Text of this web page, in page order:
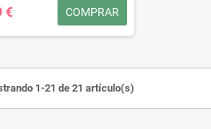
Liquido, Bifidobacterium
C + L-glutamina,
ml, Swedish Nutra
€ COMPRAR
1-21 de 21 artículo(s)